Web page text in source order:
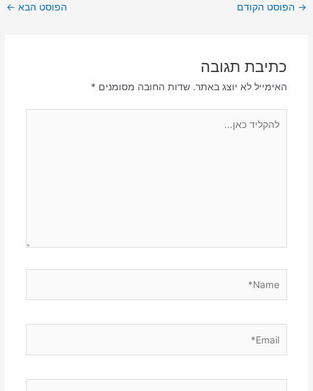
→ הפוסט הקודם הפוסט הבא ←
כתיבת תגובה
האימייל לא יוצג באתר. שדות החובה מסומנים *
כאן...